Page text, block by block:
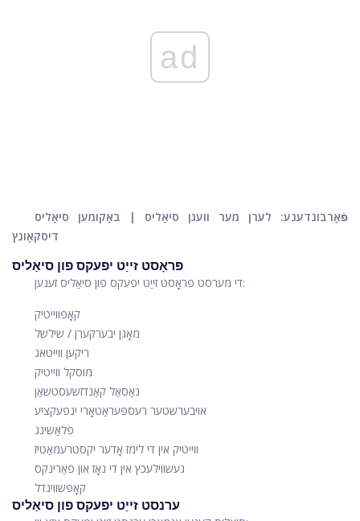
ad
פֿאַרבונדענע: לערן מער וועגן סיאַליס | באַקומען סיאַליס
דיסקאַונץ
פּראָסט זייַט יפעקס פון סיאַליס
די מערסט פּראָסט זייַט יפעקס פון סיאַליס זענען:
קאָפּווייטיק
מאָגן יבערקערן / שילשל
ריקען ווייטאג
מוסקל ווייטיק
נאַסאַל קאַנדזשעסטשאַן
אויבערשטער רעספּעראַטאָרי ינפעקציע
פלאַשינג
ווייטיק אין די לימז אָדער יקסטרעמאַטיז
געשווילעכץ אין די נאָז און פאַרינקס
קאָפּשווינדל
ערנסט זייַט יפעקס פון סיאַליס